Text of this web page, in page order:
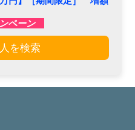
ペーン
を検索